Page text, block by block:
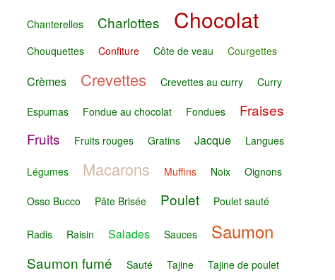
Chanterelles Charlottes Chocolat
Chouquettes Confiture Côte de veau Courgettes
Crèmes Crevettes Crevettes au curry Curry
Espumas Fondue au chocolat Fondues
Fraises
Fruits
Fruits rouges Gratins Jacque Langues
Légumes Macarons Muffins Noix Oignons
Osso Bucco Pâte Brisée Poulet Poulet sauté
Radis Raisin Salades Sauces Saumon
Saumon fumé Sauté Tajine
Tajine de poulet